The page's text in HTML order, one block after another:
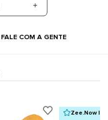
FALE COM A GENTE
Zee.Now